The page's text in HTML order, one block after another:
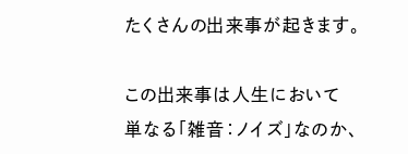
たくさんの出来事が起きます。
この出来事は人生において
単なる「雑音：ノイズ」なのか、